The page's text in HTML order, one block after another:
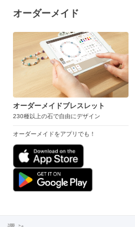
オーダーメイド
オーダーメイドブレスレット
230種以上の石で自由にデザイン
オーダーメイドをアプリでも！